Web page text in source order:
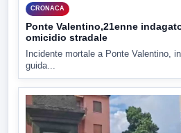
CRONACA
Ponte Valentino,21enne
omicidio stradale
Incidente mortale a Ponte Valentino,
guida...